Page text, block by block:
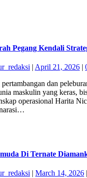
Pegang Kendali
| April 21, 2026 |
dan
maskulin yang keras,
operasional Harita
Di Ternate
| March 14, 2026 |